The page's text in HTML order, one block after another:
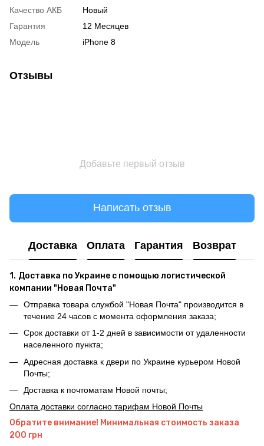
Качество АКБ
Новый
Гарантия
12 Месяцев
Модель
iPhone 8
Отзывы
Добавьте первый отзыв
Написать отзыв
Доставка Оплата Гарантия Возврат
1. Доставка по Украине с помощью логистической
компании "Новая Почта"
Отправка товара службой "Новая Почта" производится в
течение 24 часов с момента оформления заказа;
Срок доставки от 1-2 дней в зависимости от удаленности
населенного пункта;
Адресная доставка к двери по Украине курьером Новой
Почты;
Доставка к почтоматам Новой почты;
Оплата доставки согласно тарифам Новой Почты
Обратите внимание! Минимальная стоимость заказа
200 грн